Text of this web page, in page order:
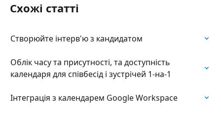
Схожі статті
Cтворюйте інтерв'ю з кандидатом
Облік часу та присутності, та доступність
календаря для співбесід і зустрічей 1-на-1
Інтеграція з календарем Google Workspace